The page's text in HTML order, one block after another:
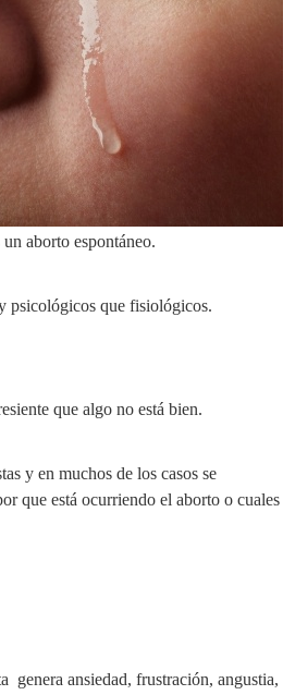
aborto espontáneo.
psicológicos que fisiológicos.
que algo no está bien.
y en muchos de los casos se
que está ocurriendo el aborto o cuales
genera ansiedad, frustración, angustia,